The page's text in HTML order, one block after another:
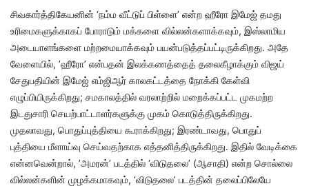
சிவகார்த்திகேயனின் ‘நம்ம வீட்டுப் பிள்ளை’ என்ற ஹீரோ இமேஜ் தமது
உரிமைகளுக்காகப் போராடும் மக்களை வில்லன்களாக்கவும், இஸ்லாமிய
அடையாளங்களை மற்றமையாக்கவும் பயன்படுத்தப்பட்டிருக்கிறது. அதே
வேளையில், ’ஹீரோ’ என்பதன் இலக்கணத்தைத் தலைகீழாக்கும் விஜய்
சேதுபதியின் இமேஜ் எம்ஜிஆர் காலகட்டத்தை நோக்கி கேள்வி
எழுப்பியிருக்கிறது; சமகாலத்தில் வரலாற்றில் மறைக்கப்பட்ட முகமற்ற
இடதுசாரி செயற்பாட்டாளர்களுக்கு முகம் கொடுத்திருக்கிறது.
முதலாவது, பொதுப்புத்தியை கூராக்கிறது; இரண்டாவது, பொதுப்
புத்தியை மீளாய்வு செய்வதற்காக எத்தனித்திருக்கிறது. இதில் வேடிக்கை
என்னவென்றால், ’அமரன்’ படத்தில் ‘விடுதலை’ (ஆசாதி) என்ற சொல்லை
வில்லன்களின் முழக்கமாகவும், ‘விடுதலை’ படத்தின் தலைப்பிலேயே